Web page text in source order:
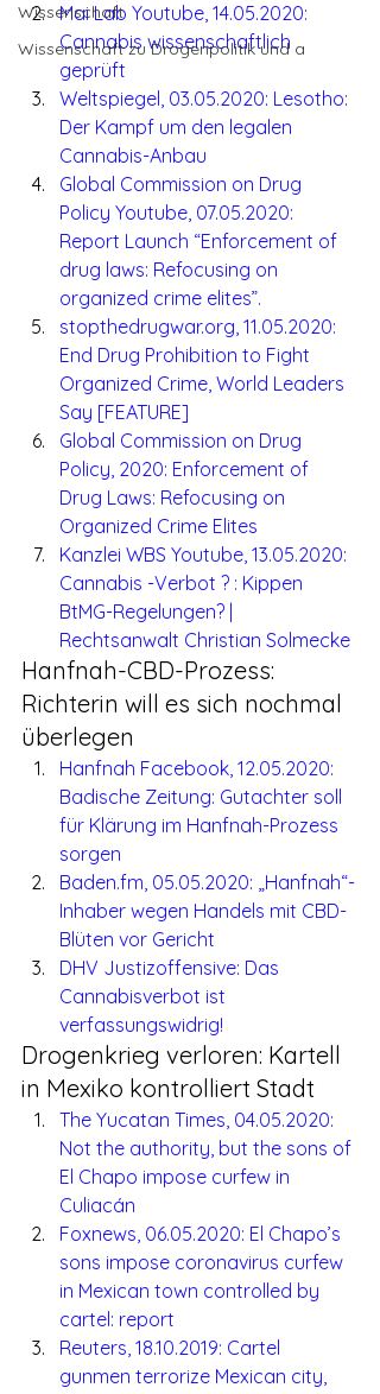
Wissenschaft
Wissenschaft zu Drogenpolitik und a
Mai Lab Youtube, 14.05.2020:
Cannabis wissenschaftlich
geprüft
Weltspiegel, 03.05.2020: Lesotho:
Der Kampf um den legalen
Cannabis-Anbau
Global Commission on Drug
Policy Youtube, 07.05.2020:
Report Launch “Enforcement of
drug laws: Refocusing on
organized crime elites”.
stopthedrugwar.org, 11.05.2020:
End Drug Prohibition to Fight
Organized Crime, World Leaders
Say [FEATURE]
Global Commission on Drug
Policy, 2020: Enforcement of
Drug Laws: Refocusing on
Organized Crime Elites
Kanzlei WBS Youtube, 13.05.2020:
Cannabis -Verbot ? : Kippen
BtMG-Regelungen? |
Rechtsanwalt Christian Solmecke
Hanfnah-CBD-Prozess:
Richterin will es sich nochmal
überlegen
Hanfnah Facebook, 12.05.2020:
Badische Zeitung: Gutachter soll
für Klärung im Hanfnah-Prozess
sorgen
Baden.fm, 05.05.2020: „Hanfnah“-
Inhaber wegen Handels mit CBD-
Blüten vor Gericht
DHV Justizoffensive: Das
Cannabisverbot ist
verfassungswidrig!
Drogenkrieg verloren: Kartell
in Mexiko kontrolliert Stadt
The Yucatan Times, 04.05.2020:
Not the authority, but the sons of
El Chapo impose curfew in
Culiacán
Foxnews, 06.05.2020: El Chapo’s
sons impose coronavirus curfew
in Mexican town controlled by
cartel: report
Reuters, 18.10.2019: Cartel
gunmen terrorize Mexican city,